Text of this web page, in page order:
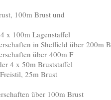
100m Brust und
Lagenstaffel
in Sheffield über 200m B
über 400m F
x 50m Bruststaffel
25m Brust
über 100m Brust